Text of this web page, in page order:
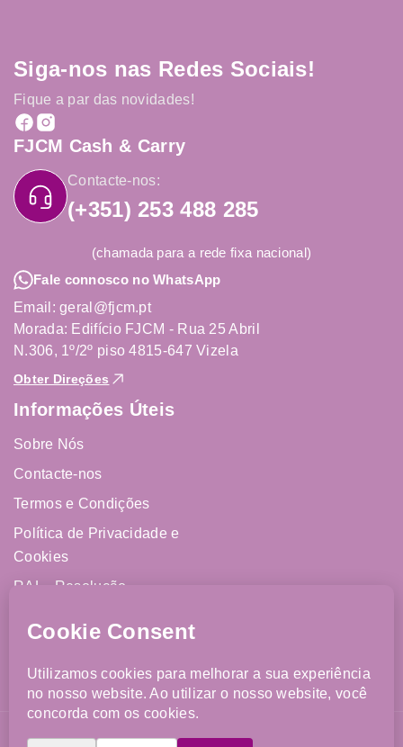
Siga-nos nas Redes Sociais!
Fique a par das novidades!
FJCM Cash & Carry
Contacte-nos:
(+351) 253 488 285
(chamada para a rede fixa nacional)
Fale connosco no WhatsApp
Email: geral@fjcm.pt
Morada: Edifício FJCM - Rua 25 Abril
N.306, 1º/2º piso 4815-647 Vizela
Obter Direções
Informações Úteis
Sobre Nós
Contacte-nos
Termos e Condições
Política de Privacidade e
Cookies
RAL - Resolução
Livro de Reclamações